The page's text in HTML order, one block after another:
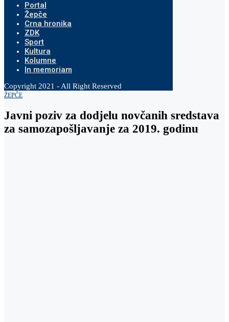
Portal
Žepče
Crna hronika
ZDK
Sport
Kultura
Kolumne
In memoriam
Copyright 2021 - All Right Reserved
ŽEPČE
Javni poziv za dodjelu novčanih sredstava
za samozapošljavanje za 2019. godinu